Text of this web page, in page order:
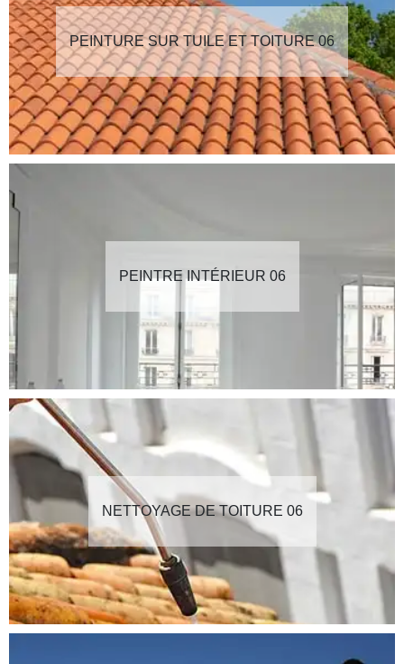
PEINTURE SUR TUILE ET TOITURE 06
PEINTRE INTÉRIEUR 06
NETTOYAGE DE TOITURE 06